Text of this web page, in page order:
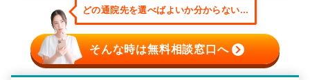
どの通院先を選べばよいか分からない...
そんな時は無料相談窓口へ